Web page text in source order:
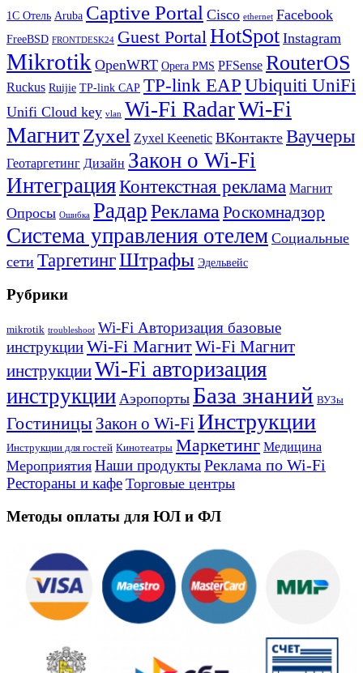
1С Отель Aruba Captive Portal Cisco ethernet Facebook
FreeBSD FRONTDESK24 Guest Portal HotSpot Instagram
Mikrotik OpenWRT Opera PMS PFSense RouterOS
Ruckus Ruijie TP-link CAP TP-link EAP Ubiquiti UniFi
Unifi Cloud key vlan Wi-Fi RadarWi-Fi
МагнитZyxel Zyxel Keenetic ВКонтакте Ваучеры
Геотаргетинг Дизайн Закон о Wi-Fi
ИнтеграцияКонтекстная реклама Магнит
Опросы Ошибка РадарРеклама Роскомнадзор
Система управления отелем Социальные
сети ТаргетингШтрафы Эдельвейс
Рубрики
mikrotik troubleshoot Wi-Fi Авторизация базовые
инструкцииWi-Fi МагнитWi-Fi Магнит
инструкцииWi-Fi авторизация
инструкции Аэропорты База знаний ВУЗы
Гостиницы Закон о Wi-FiИнструкции
Инструкции для гостей Кинотеатры Маркетинг Медицина
Мероприятия Наши продуктыРеклама по Wi-Fi
Рестораны и кафе Торговые центры
Методы оплаты для ЮЛ и ФЛ